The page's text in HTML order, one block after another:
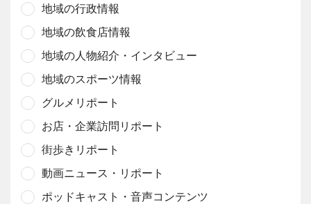
地域の行政情報
地域の飲食店情報
地域の人物紹介・インタビュー
地域のスポーツ情報
グルメリポート
お店・企業訪問リポート
街歩きリポート
動画ニュース・リポート
ポッドキャスト・音声コンテンツ